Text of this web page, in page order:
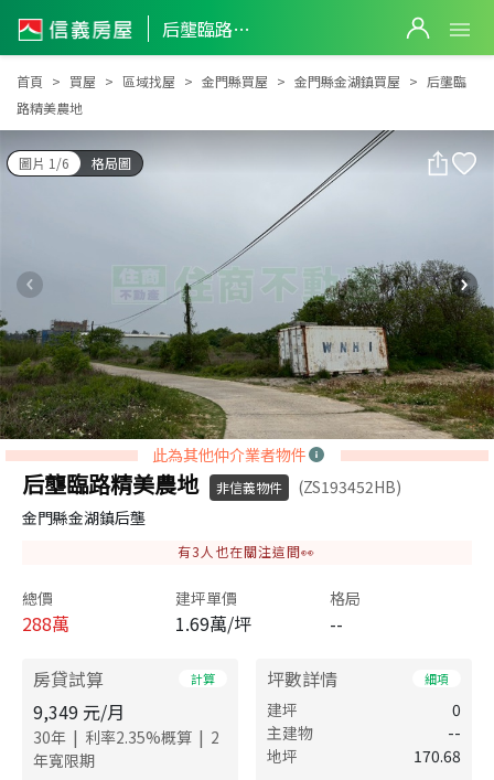
后壟臨路精美農地
后壟臨路精美農地
首頁 買屋 區域找屋 金門縣買屋 金門縣金湖鎮買屋
后壟臨
路精美農地
圖片 1/6 格局圖
此為其他仲介業者物件
后壟臨路精美農地 非信義物件
(ZS193452HB)
金門縣金湖鎮后壟
有3 人也在關注這間👀
總價
288萬
建坪單價
1.69萬/坪
格局
--
房貸試算 計算
9,349 元/月
30年 | 利率2.35%概算 | 2
年寬限期
坪數詳情 細項
建坪
0
主建物
--
地坪
170.68